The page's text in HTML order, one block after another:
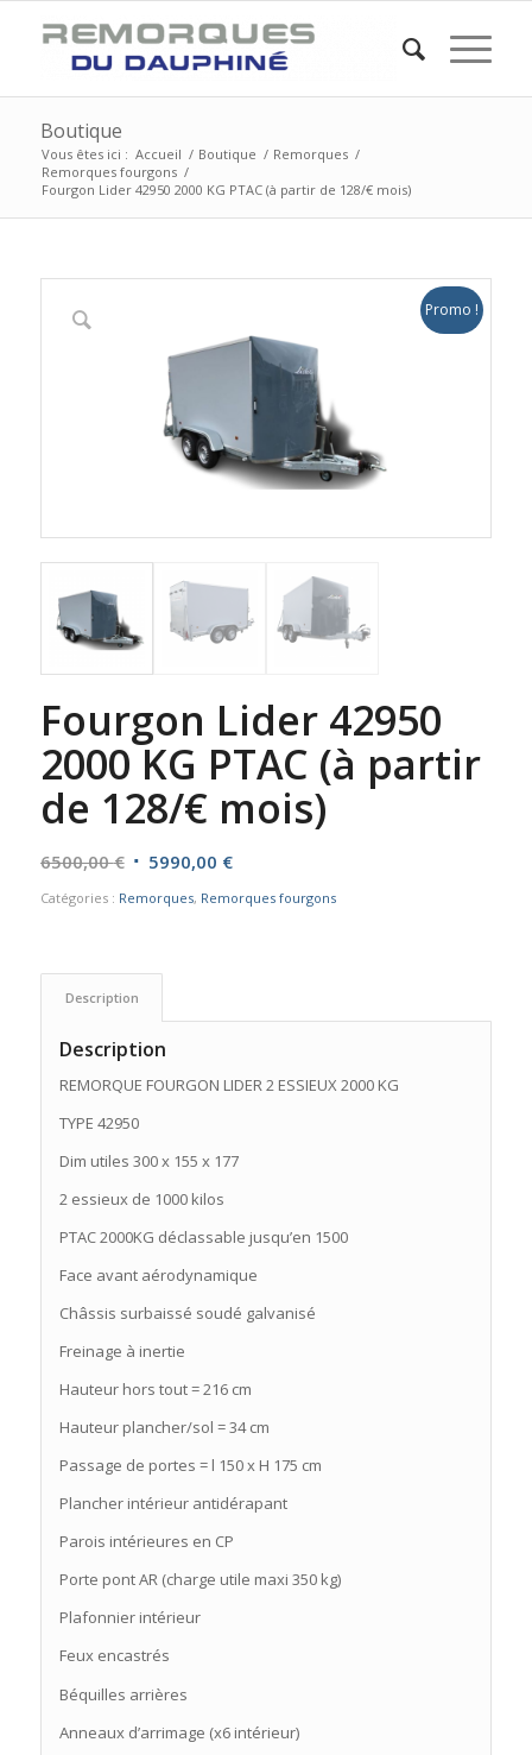
Boutique
Vous êtes ici : Accueil / Boutique / Remorques /
Remorques fourgons /
Fourgon Lider 42950 2000 KG PTAC (à partir de 128/€ mois)
Promo !
Fourgon Lider 42950
2000 KG PTAC (à partir
de 128/€ mois)
6500,00€ Le
6500,00 €.
5990,00 €Le
Catégories : Remorques, Remorques fourgons
Description
Description
REMORQUE FOURGON LIDER 2 ESSIEUX 2000 KG
TYPE 42950
Dim utiles 300 x 155 x 177
2 essieux de 1000 kilos
PTAC 2000KG déclassable jusqu’en 1500
Face avant aérodynamique
Châssis surbaissé soudé galvanisé
Freinage à inertie
Hauteur hors tout = 216 cm
Hauteur plancher/sol = 34 cm
Passage de portes = l 150 x H 175 cm
Plancher intérieur antidérapant
Parois intérieures en CP
Porte pont AR (charge utile maxi 350 kg)
Plafonnier intérieur
Feux encastrés
Béquilles arrières
Anneaux d’arrimage (x6 intérieur)